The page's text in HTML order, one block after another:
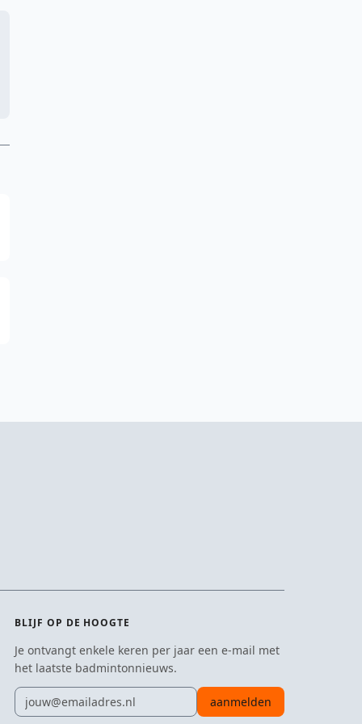
BLIJF OP DE HOOGTE
Je ontvangt enkele keren per jaar een e-mail met
het laatste badmintonnieuws.
E-mailadres
aanmelden